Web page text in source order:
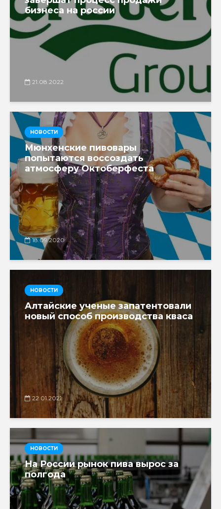
бизнеса на россии
21.08.2022
НОВОСТИ
Мюнхенские пивовары
попытаются воссоздать
атмосферу Октоберфеста
18.09.2020
НОВОСТИ
Алтайские ученые запатентовали
новый способ производства кваса
22.01.2021
НОВОСТИ
На России рынок пива вырос за
полгода